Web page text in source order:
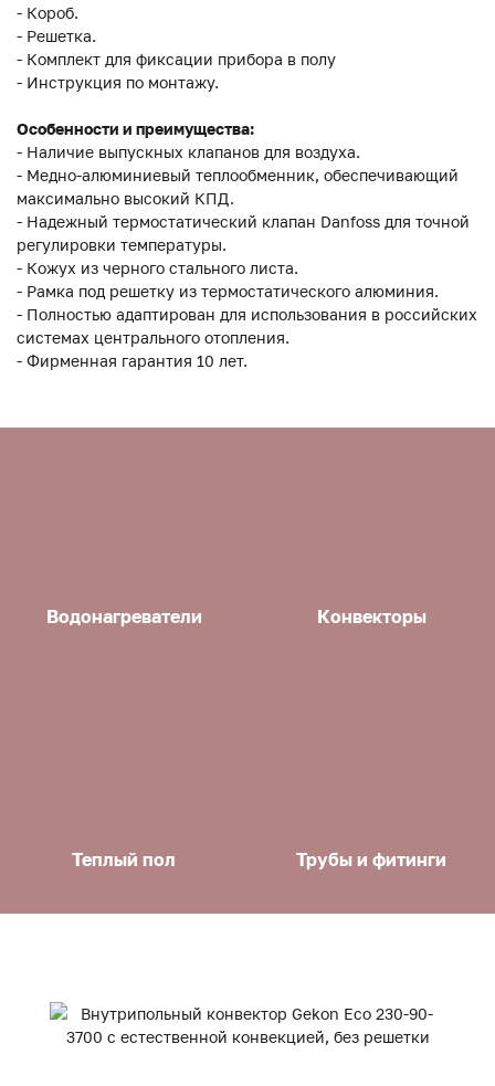
- Короб.
- Решетка.
- Комплект для фиксации прибора в полу
- Инструкция по монтажу.
Особенности и преимущества:
- Наличие выпускных клапанов для воздуха.
- Медно-алюминиевый теплообменник, обеспечивающий
максимально высокий КПД.
- Надежный термостатический клапан Danfoss для точной
регулировки температуры.
- Кожух из черного стального листа.
- Рамка под решетку из термостатического алюминия.
- Полностью адаптирован для использования в российских
системах центрального отопления.
- Фирменная гарантия 10 лет.
Водонагреватели Конвекторы
Теплый пол Трубы и фитинги